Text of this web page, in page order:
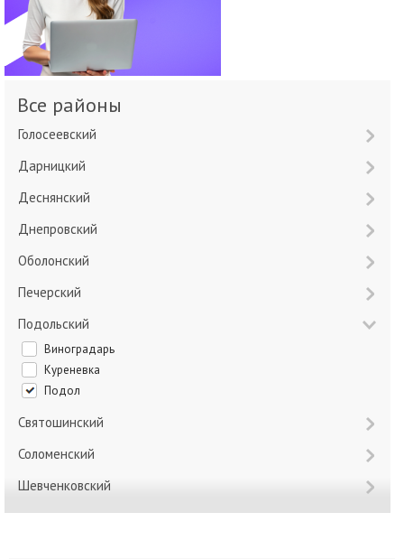
Все районы
Голосеевский
Дарницкий
Деснянский
Днепровский
Оболонский
Печерский
Подольский
Виноградарь
Куреневка
Подол
Святошинский
Соломенский
Шевченковский